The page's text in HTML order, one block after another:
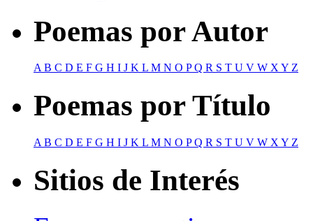
Poemas por Autor
AB C D E F G H I J K L M N O PQ R S T U V W XY Z
Poemas por Título
A B C D E F G H I J K L M N O PQ R S T U V W X Y Z
Sitios de Interés